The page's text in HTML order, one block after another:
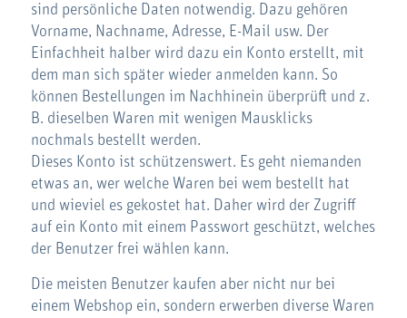
sind persönliche Daten notwendig. Dazu gehören
Vorname, Nachname, Adresse, E-Mail usw. Der
Einfachheit halber wird dazu ein Konto erstellt, mit
dem man sich später wieder anmelden kann. So
können Bestellungen im Nachhinein überprüft und z.
B. dieselben Waren mit wenigen Mausklicks
nochmals bestellt werden.
Dieses Konto ist schützenswert. Es geht niemanden
etwas an, wer welche Waren bei wem bestellt hat
und wieviel es gekostet hat. Daher wird der Zugriff
auf ein Konto mit einem Passwort geschützt, welches
der Benutzer frei wählen kann.
Die meisten Benutzer kaufen aber nicht nur bei
einem Webshop ein, sondern erwerben diverse Waren